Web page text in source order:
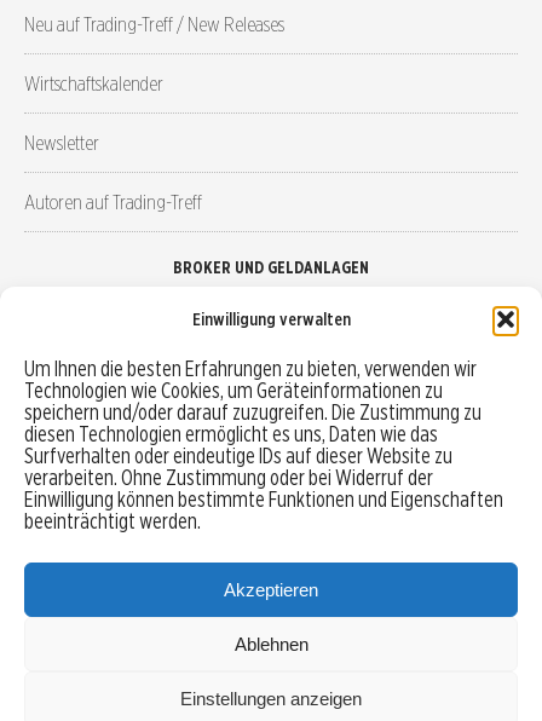
Einwilligung verwalten
Um Ihnen die besten Erfahrungen zu bieten, verwenden wir
Technologien wie Cookies, um Geräteinformationen zu
speichern und/oder darauf zuzugreifen. Die Zustimmung zu
diesen Technologien ermöglicht es uns, Daten wie das
Surfverhalten oder eindeutige IDs auf dieser Website zu
verarbeiten. Ohne Zustimmung oder bei Widerruf der
Einwilligung können bestimmte Funktionen und Eigenschaften
beeinträchtigt werden.
Akzeptieren
Ablehnen
Einstellungen anzeigen
Neu auf Trading-Treff / New Releases
Wirtschaftskalender
Newsletter
Autoren auf Trading-Treff
BROKER UND GELDANLAGEN
Robo-Advisor vergleichen
Depotvergleich
Festgeld vergleichen
Tagesgeld vergleichen